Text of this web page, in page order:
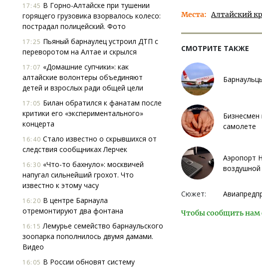
17:45 В Горно-Алтайске при тушении
горящего грузовика взорвалось колесо:
пострадал полицейский. Фото
17:25 Пьяный барнаулец устроил ДТП с
переворотом на Алтае и скрылся
17:07 «Домашние супчики»: как
алтайские волонтеры объединяют
детей и взрослых ради общей цели
17:05 Билан обратился к фанатам после
критики его «экспериментального»
концерта
16:40 Стало известно о скрывшихся от
следствия сообщниках Лерчек
16:30 «Что-то бахнуло»: москвичей
напугал сильнейший грохот. Что
известно к этому часу
16:20 В центре Барнаула
отремонтируют два фонтана
16:15 Лемурье семейство барнаульского
зоопарка пополнилось двумя дамами.
Видео
16:05 В России обновят систему
Места Алтайский
СМОТРИТЕ ТАКЖЕ
Бизнесмен
самолете
Аэропорт
Сюжет:
Чтобы сообщить